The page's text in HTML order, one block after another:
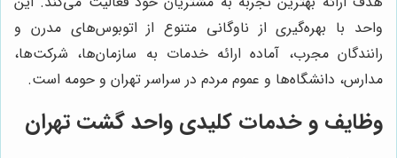
واحد با بهره‌گیری از ناوگانی متنوع از اتوبوس‌های مدرن و
رانندگان مجرب، آماده ارائه خدمات به سازمان‌ها، شرکت‌ها،
مدارس، دانشگاه‌ها و عموم مردم در سراسر تهران و حومه است.
وظایف و خدمات کلیدی واحد گشت تهران